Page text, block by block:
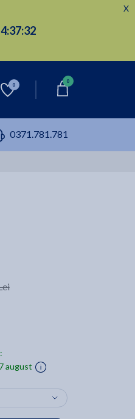
37:31
X
0
0
0371.781.781
august